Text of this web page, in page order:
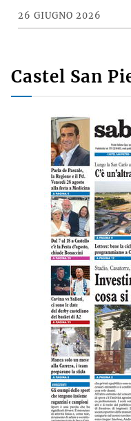
26 GIUGNO 2026
Castel San